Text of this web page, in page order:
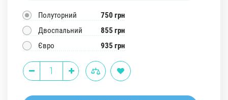
Полуторний
750 грн
Двоспальний
855 грн
Євро
935 грн